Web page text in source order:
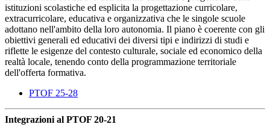
istituzioni scolastiche ed esplicita la progettazione curricolare,
extracurricolare, educativa e organizzativa che le singole scuole
adottano nell'ambito della loro autonomia. Il piano è coerente con gli
obiettivi generali ed educativi dei diversi tipi e indirizzi di studi e
riflette le esigenze del contesto culturale, sociale ed economico della
realtà locale, tenendo conto della programmazione territoriale
dell'offerta formativa.
PTOF 25-28
Integrazioni al PTOF 20-21